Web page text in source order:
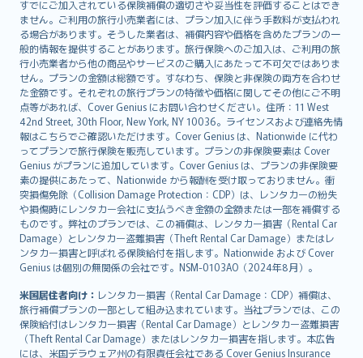
すでにご加入されている保険補償の適切さや妥当性を評価することはでき
ません。ご利用の旅行小売業者には、プラン加入に伴う手数料が支払われ
る場合があります。そうした業者は、補償内容や価格を含めたプランの一
般的情報を提供することがあります。旅行保険へのご加入は、ご利用の旅
行小売業者から他の商品やサービスのご購入にあたって不可欠ではありま
せん。プランの金額は総額です。すなわち、保険と非保険の両方を合わせ
た金額です。それぞれの旅行プランの特徴や価格に関してその他にご不明
点等があれば、Cover Genius にお問い合わせください。住所：11 West
42nd Street, 30th Floor, New York, NY 10036。ライセンスおよび連絡先情
報はこちらでご確認いただけます。Cover Genius は、Nationwide に代わ
ってプランで旅行保険を販売しています。プランの非保険要素は Cover
Genius がプランに追加しています。Cover Genius は、プランの非保険要
素の提供にあたって、Nationwide から報酬を受け取っておりません。衝
突損傷免除（Collision Damage Protection：CDP）は、レンタカーの紛失
や損傷時にレンタカー会社に支払うべき金額の全額または一部を補償する
ものです。弊社のプランでは、この補償は、レンタカー損害（Rental Car
Damage）とレンタカー盗難損害（Theft Rental Car Damage）またはレ
ンタカー損害と呼ばれる保険給付を指します。Nationwide および Cover
Genius は個別の無関係の会社です。NSM-0103AO（2024年8月）。
米国居住者向け： レンタカー損害（Rental Car Damage：CDP）補償は、
旅行補償プランの一部として組み込まれています。当社プランでは、この
保険給付はレンタカー損害（Rental Car Damage）とレンタカー盗難損害
（Theft Rental Car Damage）またはレンタカー損害を指します。本広告
には、米国デラウェア州の有限責任会社である Cover Genius Insurance
Slovensky
Slovenščina
Українська
Tiếng Việt